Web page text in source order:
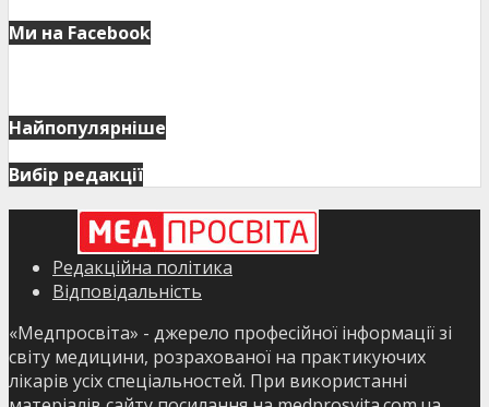
Ми на Facebook
Найпопулярніше
Вибір редакції
Редакційна політика
Відповідальність
«Медпросвіта» - джерело професійної інформації зі
світу медицини, розрахованої на практикуючих
лікарів усіх спеціальностей. При використанні